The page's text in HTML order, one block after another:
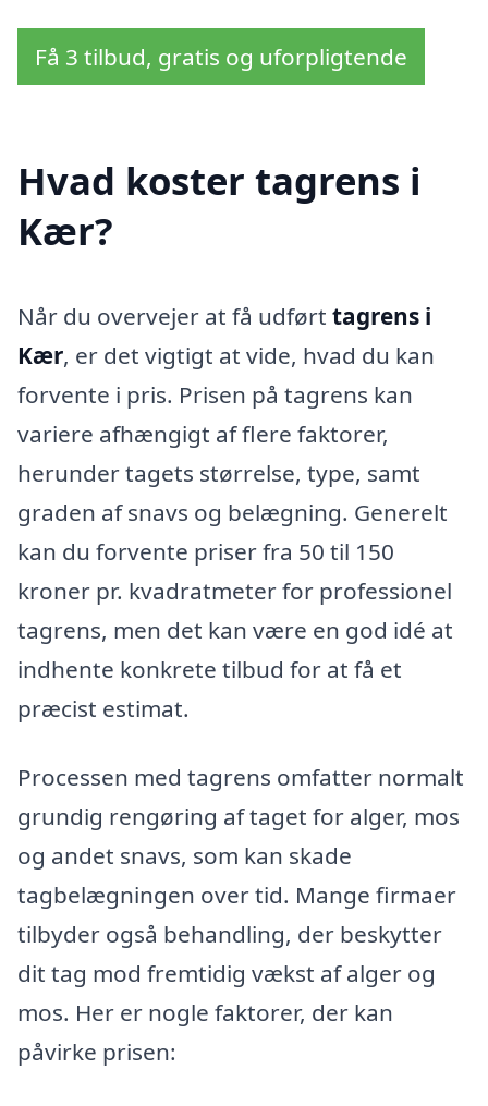
Få 3 tilbud, gratis og uforpligtende
Hvad koster tagrens i
Kær?
Når du overvejer at få udført tagrens i
Kær, er det vigtigt at vide, hvad du kan
forvente i pris. Prisen på tagrens kan
variere afhængigt af flere faktorer,
herunder tagets størrelse, type, samt
graden af snavs og belægning. Generelt
kan du forvente priser fra 50 til 150
kroner pr. kvadratmeter for professionel
tagrens, men det kan være en god idé at
indhente konkrete tilbud for at få et
præcist estimat.
Processen med tagrens omfatter normalt
grundig rengøring af taget for alger, mos
og andet snavs, som kan skade
tagbelægningen over tid. Mange firmaer
tilbyder også behandling, der beskytter
dit tag mod fremtidig vækst af alger og
mos. Her er nogle faktorer, der kan
påvirke prisen: